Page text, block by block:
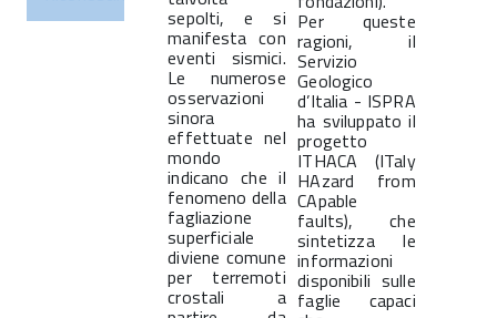
sepolti, e si
manifesta con
eventi sismici.
Le numerose
osservazioni
sinora
effettuate nel
mondo
indicano che il
fenomeno della
fagliazione
superficiale
diviene comune
per terremoti
crostali a
Per queste
ragioni, il
Servizio
Geologico
d’Italia - ISPRA
ha sviluppato il
progetto
ITHACA (ITaly
HAzard from
CApable
faults), che
sintetizza le
informazioni
disponibili sulle
faglie capaci